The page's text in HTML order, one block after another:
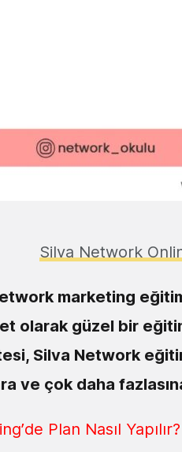
Silva Network
marketing
olarak güzel bir
Silva Network
ve çok daha
Plan Nasıl Yapılır?